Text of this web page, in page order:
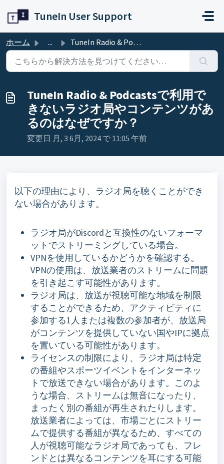
TuneIn User Support
ホーム ... TuneIn Radio & Podcastsで利用できないラジオ局やコンテンツがあるのはなぜですか？
TuneIn Radio & Podcastsで利用で
きないラジオ局やコンテンツがあ
るのはなぜですか？
変更日 月, 3 6月, 2024 で 11:05 午前
以下の理由により、ラジオ局を聴くことができ
ない場合があります。
ラジオ局がDiscordと互換性のないフォーマ
ットでストリーミングしている場合。
VPNを使用しているかどうかを確認する。
VPNの使用は、放送業者のストリームに問題
を引き起こす可能性があります。
ラジオ局は、放送が視聴可能な地域を制限
することができるため、アクティビティに
参加する1人または複数の参加者が、放送局
がコンテンツを提供していない国やIPに拠点
を置いている可能性があります。
ライセンスの制限により、ラジオ局は特定
の番組やスポーツイベントをインターネッ
トで放送できない場合があります。このよ
うな場合、ストリームは無音になったり、
まったく別の番組が再生されたりします。
放送業者によっては、市場ごとにストリー
ムで提供する番組が異なるため、すべての
人が視聴可能なラジオ局であっても、フレ
ンドとは異なるコンテンツを耳にする可能